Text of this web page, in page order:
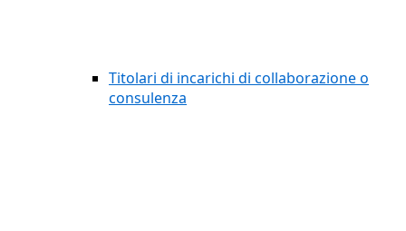
Titolari di incarichi di collaborazione o
consulenza